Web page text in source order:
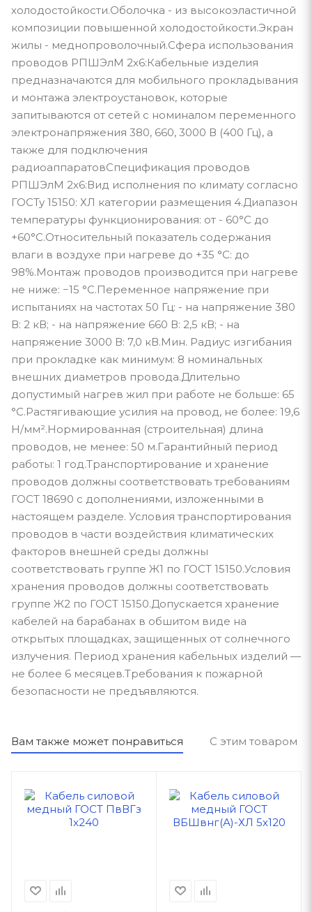
холодостойкости.Оболочка - из высокоэластичной
композиции повышенной холодостойкости.Экран
жилы - меднопроволочный.Сфера использования
проводов РПШЭлМ 2х6:Кабельные изделия
предназначаются для мобильного прокладывания
и монтажа электроустановок, которые
запитываются от сетей с номиналом переменного
электронапряжения 380, 660, 3000 В (400 Гц), а
также для подключения
радиоаппаратовСпецификация проводов
РПШЭлМ 2х6:Вид исполнения по климату согласно
ГОСТу 15150: ХЛ категории размещения 4.Диапазон
температуры функционирования: от - 60°С до
+60°С.Относительный показатель содержания
влаги в воздухе при нагреве до +35 °С: до
98%.Монтаж проводов производится при нагреве
не ниже: −15 °С.Переменное напряжение при
испытаниях на частотах 50 Гц: - на напряжение 380
В: 2 кВ; - на напряжение 660 В: 2,5 кВ; - на
напряжение 3000 В: 7,0 кВ.Мин. Радиус изгибания
при прокладке как минимум: 8 номинальных
внешних диаметров провода.Длительно
допустимый нагрев жил при работе не больше: 65
°С.Растягивающие усилия на провод, не более: 19,6
Н/мм².Нормированная (строительная) длина
проводов, не менее: 50 м.Гарантийный период
работы: 1 год.Транспортирование и хранение
проводов должны соответствовать требованиям
ГОСТ 18690 с дополнениями, изложенными в
настоящем разделе. Условия транспортирования
проводов в части воздействия климатических
факторов внешней среды должны
соответствовать группе Ж1 по ГОСТ 15150.Условия
хранения проводов должны соответствовать
группе Ж2 по ГОСТ 15150.Допускается хранение
кабелей на барабанах в обшитом виде на
открытых площадках, защищенных от солнечного
излучения. Период хранения кабельных изделий —
не более 6 месяцев.Требования к пожарной
безопасности не предъявляются.
Вам также может понравиться С этим товаром